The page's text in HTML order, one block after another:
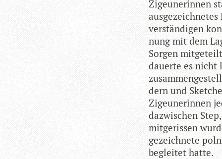
Zigeu­ne­rin­nen
ver­stän­di­gen
nung mit dem
Sor­gen
dau­erte es nicht
dern und
Zigeu­ne­rin­nen
dazwi­schen
mit­ge­ris­sen
ge­zeich­nete
beglei­tet hatte.